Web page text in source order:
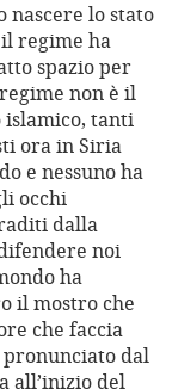
lo stato
regime ha
spazio per
non è il
islamico, tanti
ora in Siria
e nessuno ha
occhi
dalla
noi
ha
il mostro che
che faccia
pronunciato dal
all’inizio del